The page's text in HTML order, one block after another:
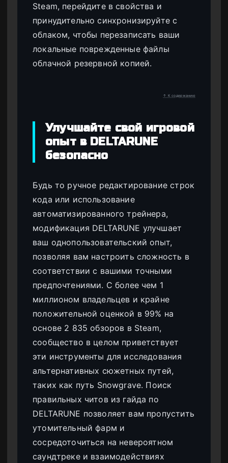
Steam, перейдите в свойства и
принудительно синхронизируйте с
облаком, чтобы перезаписать ваши
локальные поврежденные файлы
облачной резервной копией.
↑ К содержанию
Улучшайте свой игровой
опыт в DELTARUNE
безопасно
Будь то ручное редактирование строк
кода или использование
автоматизированного трейнера,
модификация DELTARUNE улучшает
ваш однопользовательский опыт,
позволяя вам настроить сложность в
соответствии с вашими точными
предпочтениями. С более чем 1
миллионом владельцев и крайне
положительной оценкой в 99% на
основе 2 835 обзоров в Steam,
сообщество в целом приветствует
эти инструменты для исследования
альтернативных сюжетных путей,
таких как путь Snowgrave. Поиск
правильных читов из гайда по
DELTARUNE позволяет вам пропустить
утомительный фарм и
сосредоточиться на невероятном
саундтреке и взаимодействиях